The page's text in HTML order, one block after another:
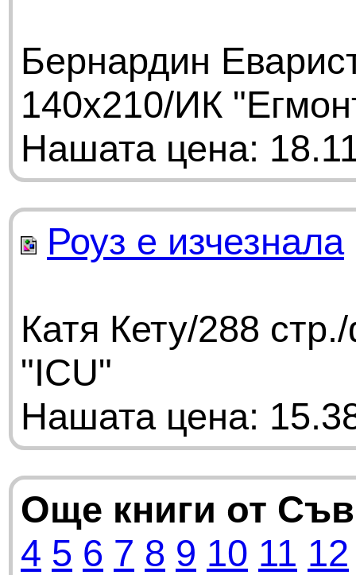
Бернардин
140x210/ИК
Нашата цена:
Роуз е изчезнала
Катя Кету/288
"ICU"
Нашата цена:
Още книги от
4 5 6 7 8 9 10 11 12